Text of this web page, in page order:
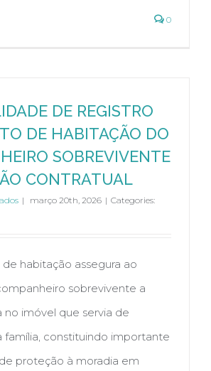
0
DE REGISTRO
DE HABITAÇÃO DO
SOBREVIVENTE
CONTRATUAL
| março 20th, 2026 | Categories:
habitação assegura ao
sobrevivente a
no imóvel que servia de
família, constituindo importante
proteção à moradia em